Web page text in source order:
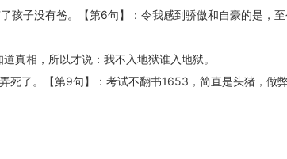
孩子没有爸。【第6句】：令我感到骄傲和自豪的是，
真相，所以才说：我不入地狱谁入地狱。
死了。【第9句】：考试不翻书1653，简直是头猪，做